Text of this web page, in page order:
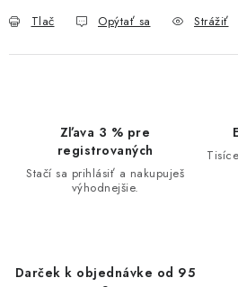
Tlač Opýtať sa Strážiť
Zľava 3 % pre
registrovaných
Stačí sa prihlásiť a nakupuješ
výhodnejšie.
Darček k objednávke od 95